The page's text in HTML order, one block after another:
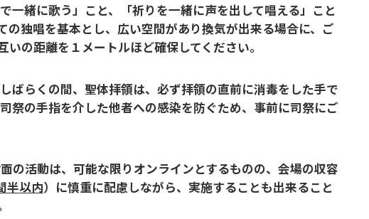
一緒に歌う」こと、「祈りを一緒に声を出して唱える」こと
独唱を基本とし、広い空間があり換気が出来る場合に、ご
いの距離を １メートルほど確保してください。
ばらくの間、聖体拝領は、必ず拝領の直前に消毒をした手で
祭の手指を介した他者への感染を防ぐため、事前に司祭にご
の活動は、可能な限りオンラインとするものの、会場の収容
半以内）に慎重に配慮しながら、実施することも出来ること